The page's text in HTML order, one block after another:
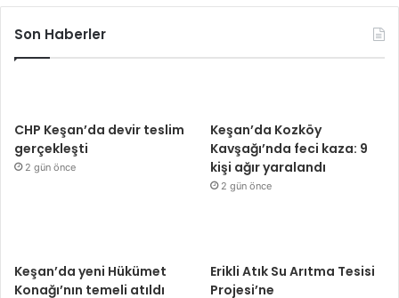
Son Haberler
CHP Keşan’da devir teslim
gerçekleşti
2 gün önce
Keşan’da Kozköy
Kavşağı’nda feci kaza: 9
kişi ağır yaralandı
2 gün önce
Keşan’da yeni Hükümet
Konağı’nın temeli atıldı
Erikli Atık Su Arıtma Tesisi
Projesi’ne